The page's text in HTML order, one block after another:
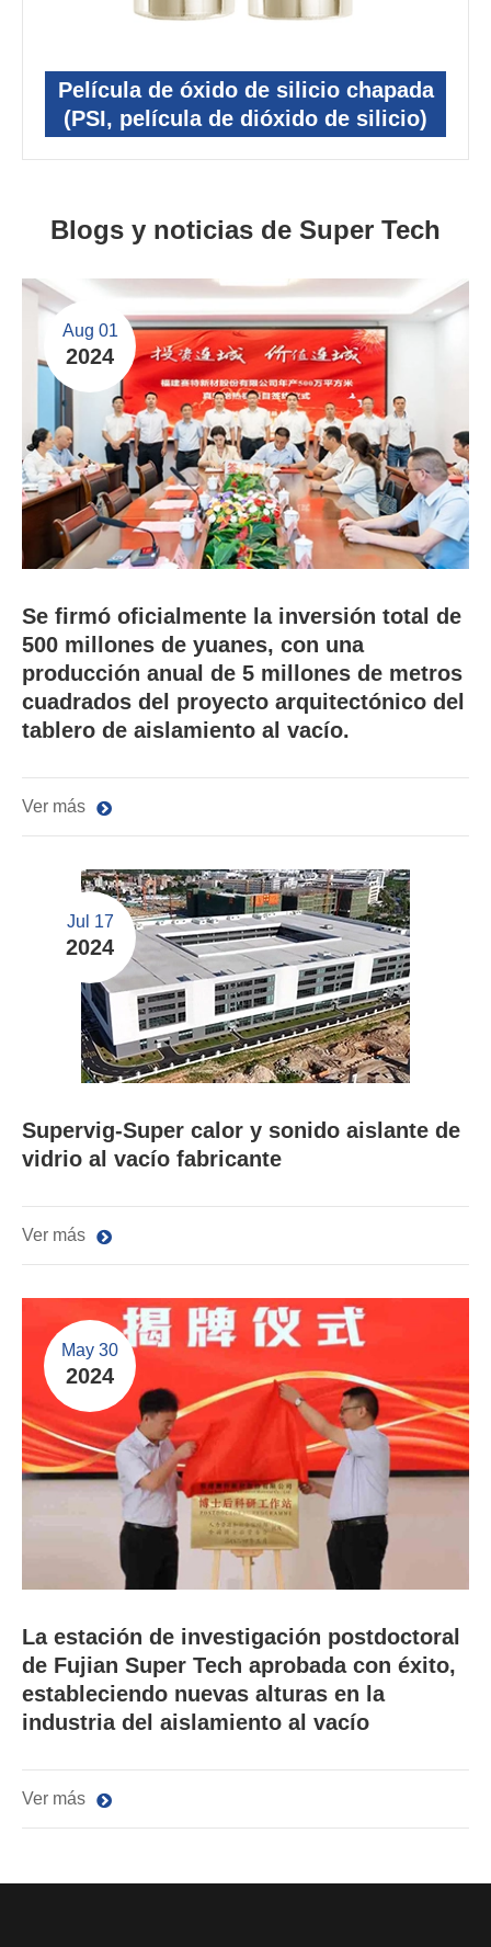
Película de óxido de silicio chapada
(PSI, película de dióxido de silicio)
Blogs y noticias de Super Tech
Aug 01
2024
Se firmó oficialmente la inversión total de
500 millones de yuanes, con una
producción anual de 5 millones de metros
cuadrados del proyecto arquitectónico del
tablero de aislamiento al vacío.
Ver más
Jul 17
2024
Supervig-Super calor y sonido aislante de
vidrio al vacío fabricante
Ver más
May 30
2024
La estación de investigación postdoctoral
de Fujian Super Tech aprobada con éxito,
estableciendo nuevas alturas en la
industria del aislamiento al vacío
Ver más